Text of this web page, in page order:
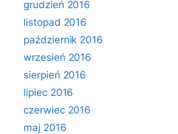
grudzień 2016
listopad 2016
październik 2016
wrzesień 2016
sierpień 2016
lipiec 2016
czerwiec 2016
maj 2016